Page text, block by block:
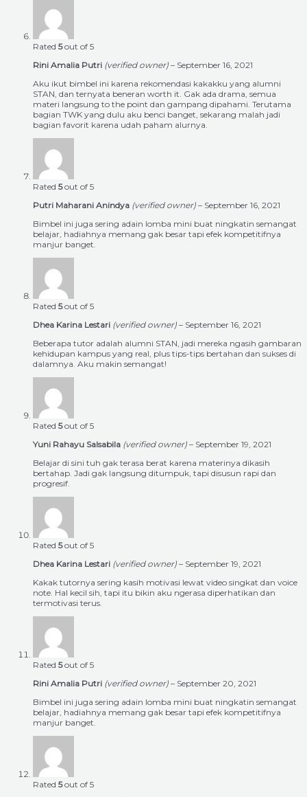
Rated 5out of 5
Rini Amalia Putri (verified owner) – September 16, 2021
Aku ikut bimbel ini karena rekomendasi kakakku yang alumni
STAN, dan ternyata beneran worth it. Gak ada drama, semua
materi langsung to the point dan gampang dipahami. Terutama
bagian TWK yang dulu aku benci banget, sekarang malah jadi
bagian favorit karena udah paham alurnya.
Rated 5out of 5
Putri Maharani Anindya (verified owner) – September 16, 2021
Bimbel ini juga sering adain lomba mini buat ningkatin semangat
belajar, hadiahnya memang gak besar tapi efek kompetitifnya
manjur banget.
Rated 5out of 5
Dhea Karina Lestari (verified owner) – September 16, 2021
Beberapa tutor adalah alumni STAN, jadi mereka ngasih gambaran
kehidupan kampus yang real, plus tips-tips bertahan dan sukses di
dalamnya. Aku makin semangat!
Rated 5out of 5
Yuni Rahayu Salsabila (verified owner) – September 19, 2021
Belajar di sini tuh gak terasa berat karena materinya dikasih
bertahap. Jadi gak langsung ditumpuk, tapi disusun rapi dan
progresif.
Rated 5out of 5
Dhea Karina Lestari (verified owner) – September 19, 2021
Kakak tutornya sering kasih motivasi lewat video singkat dan voice
note. Hal kecil sih, tapi itu bikin aku ngerasa diperhatikan dan
termotivasi terus.
Rated 5out of 5
Rini Amalia Putri (verified owner) – September 20, 2021
Bimbel ini juga sering adain lomba mini buat ningkatin semangat
belajar, hadiahnya memang gak besar tapi efek kompetitifnya
manjur banget.
Rated 5out of 5